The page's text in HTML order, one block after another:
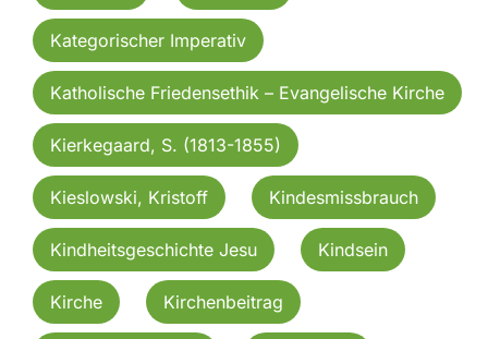
Kategorischer Imperativ
Katholische Friedensethik – Evangelische Kirche
Kierkegaard, S. (1813-1855)
Kieslowski, Kristoff Kindesmissbrauch
Kindheitsgeschichte Jesu Kindsein
Kirche Kirchenbeitrag